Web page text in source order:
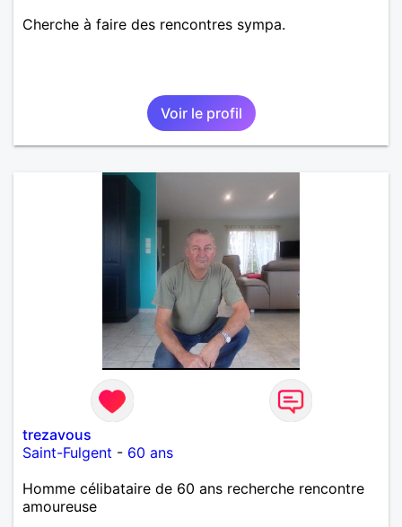
Cherche à faire des rencontres sympa.
Voir le profil
trezavous
Saint-Fulgent - 60 ans
Homme célibataire de 60 ans recherche rencontre
amoureuse